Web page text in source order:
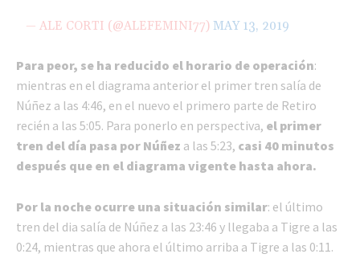
— ALE CORTI (@ALEFEMINI77)MAY 13, 2019
Para peor, se ha reducido el horario de operación:
mientras en el diagrama anterior el primer tren salía de
Núñez a las 4:46, en el nuevo el primero parte de Retiro
recién a las 5:05. Para ponerlo en perspectiva, el primer
tren del día pasa por Núñez a las 5:23, casi 40 minutos
después que en el diagrama vigente hasta ahora.
Por la noche ocurre una situación similar: el último
tren del dia salía de Núñez a las 23:46 y llegaba a Tigre a las
0:24, mientras que ahora el último arriba a Tigre a las 0:11.